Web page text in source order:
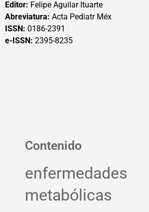
Editor: Felipe Aguilar Ituarte
Abreviatura: Acta Pediatr Méx
ISSN: 0186-2391
e-ISSN: 2395-8235
Contenido
enfermedades
metabólicas